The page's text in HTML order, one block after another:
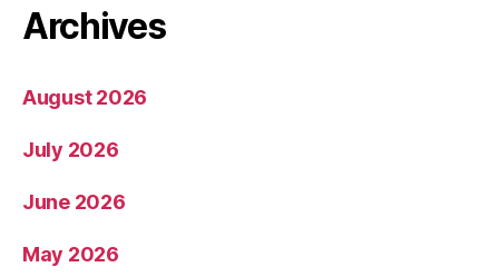
Archives
August 2026
July 2026
June 2026
May 2026